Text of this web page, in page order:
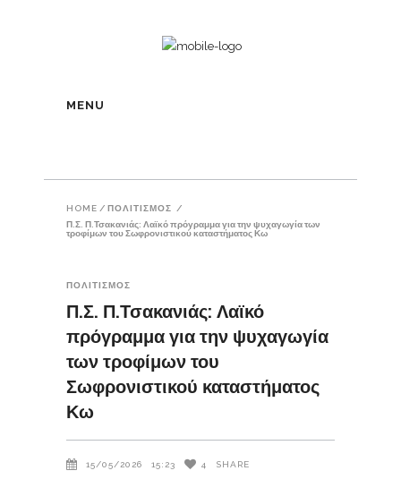
MENU
HOME / ΠΟΛΙΤΙΣΜΟΣ
/
Π.Σ. Π.Τσακανιάς: Λαϊκό πρόγραμμα για την ψυχαγωγία των
τροφίμων του Σωφρονιστικού καταστήματος Κω
ΠΟΛΙΤΙΣΜΟΣ
Π.Σ. Π.Τσακανιάς: Λαϊκό
πρόγραμμα για την ψυχαγωγία
των τροφίμων του
Σωφρονιστικού καταστήματος
Κω
15/05/2026 15:23 4 SHARE